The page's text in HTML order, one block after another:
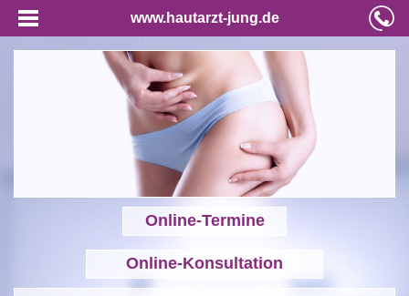
www.hautarzt-jung.de
Online-Termine
Online-Konsultation